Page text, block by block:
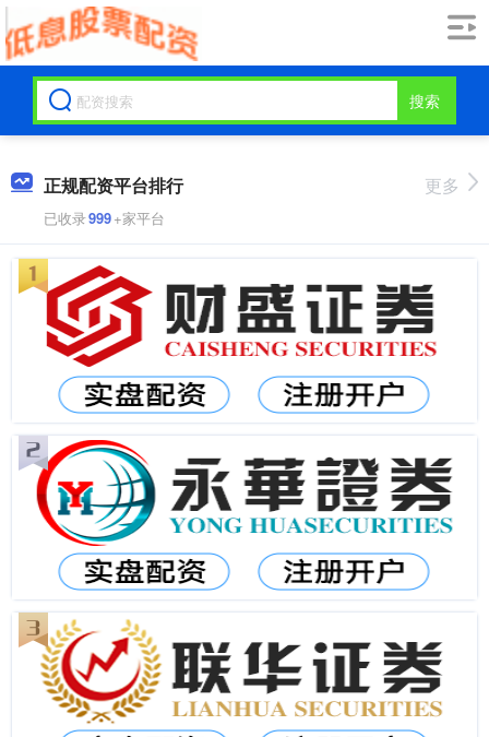
搜索
正规配资平台排行
已收录999+家平台
更多